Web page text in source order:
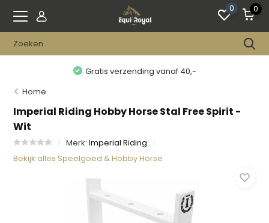
0 0
Gratis verzending vanaf 40,-
Home
Imperial Riding Hobby Horse Stal Free Spirit -
Wit
Merk:Imperial Riding
Bekijk alles Speelgoed & Hobby Horse